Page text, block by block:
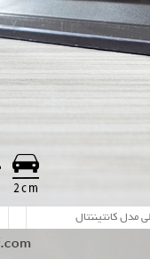
مدل کانتیننتال